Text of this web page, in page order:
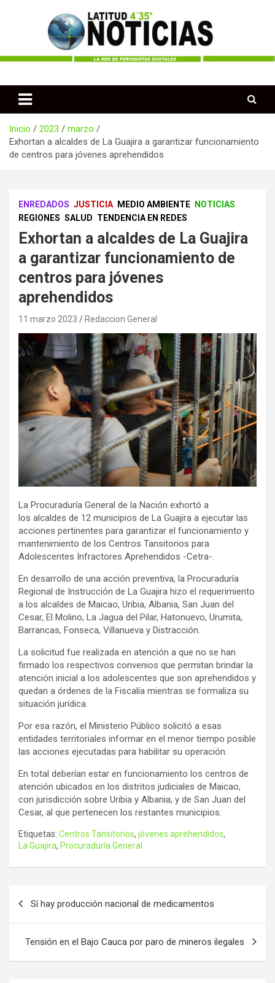
Latitud 435 Noticias
Inicio 2023
marzo
Exhortan a alcaldes de La Guajira a garantizar funcionamiento
de centros para jóvenes aprehendidos
ENREDADOS JUSTICIA MEDIO AMBIENTE
NOTICIAS
REGIONES SALUD TENDENCIA EN REDES
Exhortan a alcaldes de La Guajira
a garantizar funcionamiento de
centros para jóvenes
aprehendidos
11 marzo 2023 Redaccion General
La Procuraduría General de la Nación exhortó a
los alcaldes de 12 municipios de La Guajira a ejecutar las
acciones pertinentes para garantizar el funcionamiento y
mantenimiento de los Centros Tansitorios para
Adolescentes Infractores Aprehendidos -Cetra-.
En desarrollo de una acción preventiva, la Procuraduría
Regional de Instrucción de La Guajira hizo el requerimiento
a los alcaldes de Maicao, Uribia, Albania, San Juan del
Cesar, El Molino, La Jagua del Pilar, Hatonuevo, Urumita,
Barrancas, Fonseca, Villanueva y Distracción.
La solicitud fue realizada en atención a que no se han
firmado los respectivos convenios que permitan brindar la
atención inicial a los adolescentes que son aprehendidos y
quedan a órdenes de la Fiscalía mientras se formaliza su
situación jurídica.
Por esa razón, el Ministerio Público solicitó a esas
entidades territoriales informar en el menor tiempo posible
las acciones ejecutadas para habilitar su operación.
En total deberían estar en funcionamiento los centros de
atención ubicados en los distritos judiciales de Maicao,
con jurisdicción sobre Uribia y Albania, y de San Juan del
Cesar, al que pertenecen los restantes municipios.
Etiquetas: Centros Tansitorios, jóvenes aprehendidos,
La Guajira, Procuraduría General
Sí hay producción nacional de medicamentos
Tensión en el Bajo Cauca por paro de mineros ilegales